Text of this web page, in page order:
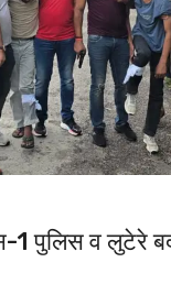
1 पुलिस व लुटेरे